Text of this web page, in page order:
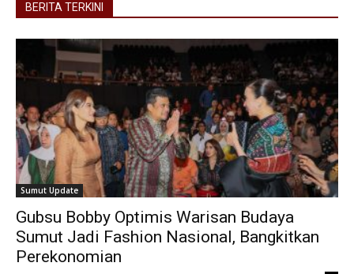
BERITA TERKINI
Sumut Update
Gubsu Bobby Optimis Warisan Budaya
Sumut Jadi Fashion Nasional, Bangkitkan
Perekonomian